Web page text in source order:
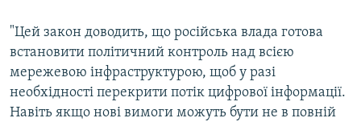
"Цей закон доводить, що російська влада готова
встановити політичний контроль над всією
мережевою інфраструктурою, щоб у разі
необхідності перекрити потік цифрової інформації.
Навіть якщо нові вимоги можуть бути не в повній